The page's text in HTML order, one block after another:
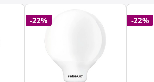
-22% -22%